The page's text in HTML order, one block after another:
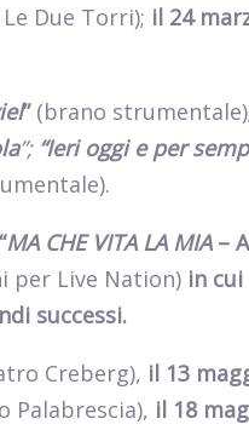
Due Torri); il 24
” (brano
”; “Ieri oggi e per
MA CHE VITA LA MIA–
per Live Nation) in
successi.
Creberg), il 13
Palabrescia), il 18